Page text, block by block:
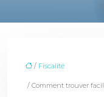
/ Fiscalité
/ Comment trouver